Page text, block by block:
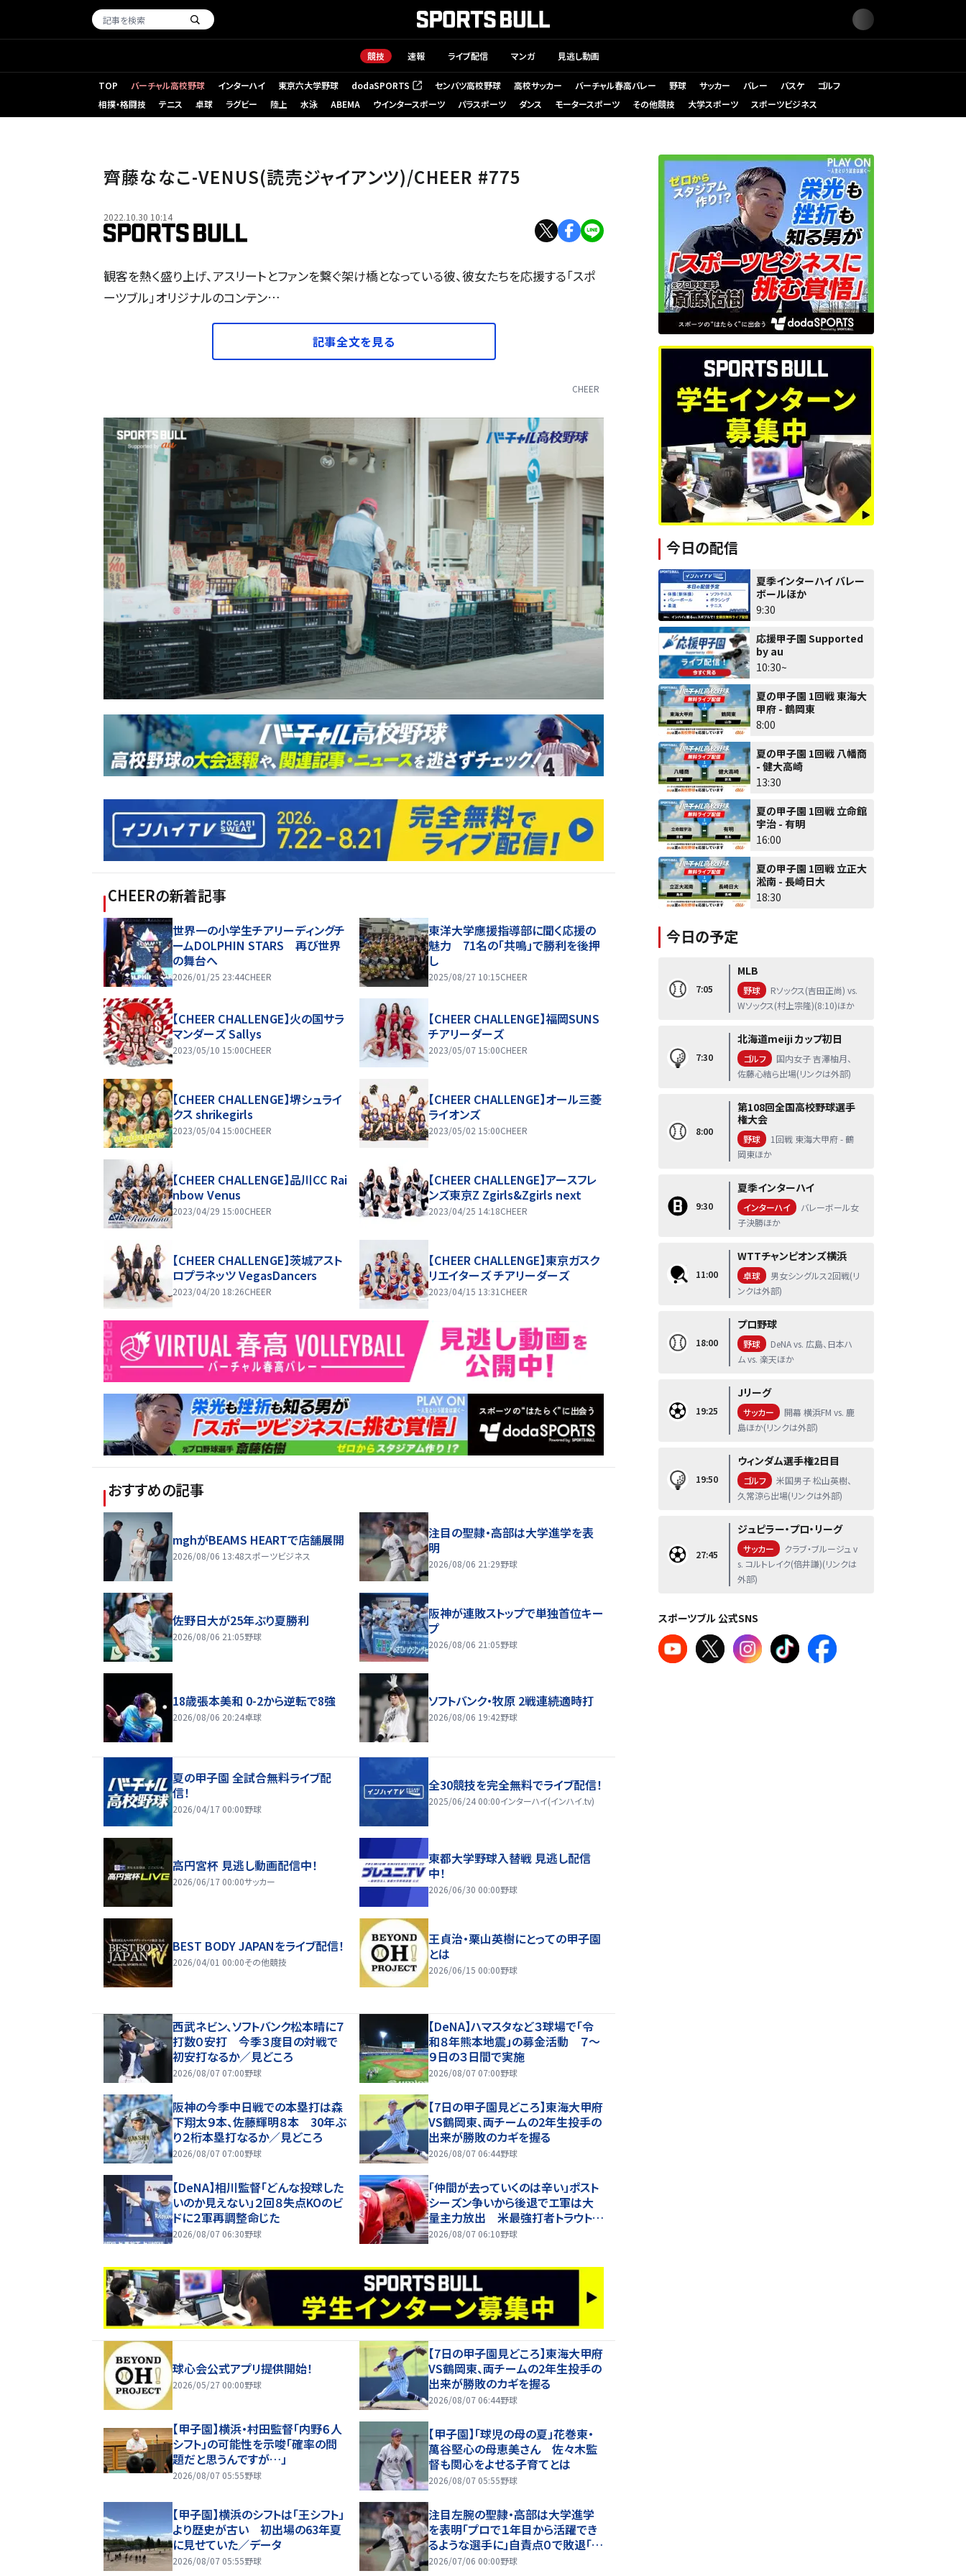
競技 速報 ライブ配信 マンガ 見逃し動画
TOP バーチャル高校野球 インターハイ 東京六大学野球 dodaSPORTS
（新しいタブで開く） センバツ高校野球 高校サッカー バーチャル春高バレー 野球 サッカー バレー バスケ
ゴルフ
相撲・格闘技
テニス 卓球 ラグビー 陸上 水泳 ABEMA ウインタースポーツ パラスポーツ ダンス モータースポーツ その他競技 大学スポーツ スポーツビジネス
齊藤ななこ-VENUS(読売ジャイアンツ)/CHEER #775
2022.10.30 10:14
観客を熱く盛り上げ、アスリートとファンを繋ぐ架け橋となっている彼、彼女たちを応援する「スポ
ーツブル」オリジナルのコンテン…
記事全文を見る
CHEER
CHEERの新着記事
世界一の小学生チアリーディングチ
ームDOLPHIN STARS 再び世界
の舞台へ
2026/01/25 23:44CHEER
東洋大学應援指導部に聞く応援の
魅力 71名の「共鳴」で勝利を後押
し
2025/08/27 10:15CHEER
【CHEER CHALLENGE】火の国サラ
マンダーズ Sallys
2023/05/10 15:00CHEER
【CHEER CHALLENGE】福岡SUNS
チアリーダーズ
2023/05/07 15:00CHEER
【CHEER CHALLENGE】堺シュライ
クス shrikegirls
2023/05/04 15:00CHEER
【CHEER CHALLENGE】オール三菱
ライオンズ
2023/05/02 15:00CHEER
【CHEER CHALLENGE】品川CC Rai
nbow Venus
2023/04/29 15:00CHEER
【CHEER CHALLENGE】アースフレ
ンズ東京Z Zgirls&Zgirls next
2023/04/25 14:18CHEER
【CHEER CHALLENGE】茨城アスト
ロプラネッツ VegasDancers
2023/04/20 18:26CHEER
【CHEER CHALLENGE】東京ガスク
リエイターズ チアリーダーズ
2023/04/15 13:31 CHEER
おすすめの記事
mghがBEAMS HEARTで店舗展開
2026/08/06 13:48スポーツビジネス
注目の聖隷・高部は大学進学を表
明
2026/08/06 21:29野球
佐野日大が25年ぶり夏勝利
2026/08/06 21:05野球
阪神が連敗ストップで単独首位キー
プ
2026/08/06 21:05野球
18歳張本美和 0-2から逆転で8強
2026/08/06 20:24卓球
ソフトバンク・牧原 2戦連続適時打
2026/08/06 19:42野球
夏の甲子園 全試合無料ライブ配
信！
2026/04/17 00:00野球
全30競技を完全無料でライブ配信！
2025/06/24 00:00インターハイ(インハイ.tv)
高円宮杯 見逃し動画配信中！
2026/06/17 00:00サッカー
東都大学野球入替戦 見逃し配信
中！
2026/06/30 00:00野球
BEST BODY JAPANをライブ配信！
2026/04/01 00:00その他競技
王貞治・栗山英樹にとっての甲子園
とは
2026/06/15 00:00野球
西武ネビン、ソフトバンク松本晴に７
打数０安打 今季３度目の対戦で
初安打なるか／見どころ
2026/08/07 07:00野球
【DeNA】ハマスタなど３球場で「令
和８年熊本地震」の募金活動 ７～
９日の３日間で実施
2026/08/07 07:00野球
阪神の今季中日戦での本塁打は森
下翔太９本、佐藤輝明８本 30年ぶ
り２桁本塁打なるか／見どころ
2026/08/07 07:00野球
【7日の甲子園見どころ】東海大甲府
VS鶴岡東、両チームの2年生投手の
出来が勝敗のカギを握る
2026/08/07 06:44野球
【DeNA】相川監督「どんな投球した
いのか見えない」２回８失点KOのビ
ドに２軍再調整命じた
2026/08/07 06:30野球
「仲間が去っていくのは辛い」ポスト
シーズン争いから後退でエ軍は大
量主力放出 米最強打者トラウトが
球団意向に本音吐露「理想とはかけ
2026/08/07 06:10野球
球心会公式アプリ提供開始！
2026/05/27 00:00野球
【7日の甲子園見どころ】東海大甲府
VS鶴岡東、両チームの2年生投手の
出来が勝敗のカギを握る
2026/08/07 06:44野球
【甲子園】横浜・村田監督「内野６人
シフト」の可能性を示唆「確率の問
題だと思うんですが…」
2026/08/07 05:55野球
【甲子園】「球児の母の夏」花巻東・
萬谷堅心の母恵美さん 佐々木監
督も関心をよせる子育てとは
2026/08/07 05:55野球
【甲子園】横浜のシフトは「王シフト」
より歴史が古い 初出場の63年夏
に見せていた／データ
2026/08/07 05:55野球
注目左腕の聖隷・高部は大学進学
を表明「プロで１年目から活躍でき
るような選手に」自責点０で敗退「思
ったような球がいかなかった」
2026/07/06 00:00野球
今日の配信
夏季インターハイ バレー
ボールほか
9:30
応援甲子園 Supported
by au
10:30~
夏の甲子園 1回戦 東海大
甲府 - 鶴岡東
8:00
夏の甲子園 1回戦 八幡商
- 健大高崎
13:30
夏の甲子園 1回戦 立命館
宇治 - 有明
16:00
夏の甲子園 1回戦 立正大
淞南 - 長崎日大
18:30
今日の予定
7:05
MLB
野球
Rソックス(吉田正尚) vs.
Wソックス(村上宗隆)(8:10)ほか
7:30
北海道meiji カップ初日
ゴルフ
国内女子 吉澤柚月、
佐藤心結ら出場(リンクは外部)
8:00
第108回全国高校野球選手
権大会
野球
1回戦 東海大甲府 - 鶴
岡東ほか
9:30
夏季インターハイ
インターハイ
バレーボール女
子決勝ほか
11:00
WTTチャンピオンズ横浜
卓球
男女シングルス2回戦(リ
ンクは外部)
18:00
プロ野球
野球
DeNA vs. 広島、日本ハ
ム vs. 楽天ほか
19:25
Jリーグ
サッカー
開幕 横浜FM vs. 鹿
島ほか(リンクは外部)
19:50
ウィンダム選手権2日目
ゴルフ
米国男子 松山英樹、
久常涼ら出場(リンクは外部)
27:45
ジュピラー・プロ・リーグ
サッカー
クラブ・ブルージュ v
s. コルトレイク(倍井謙)(リンクは
外部)
スポーツブル 公式SNS